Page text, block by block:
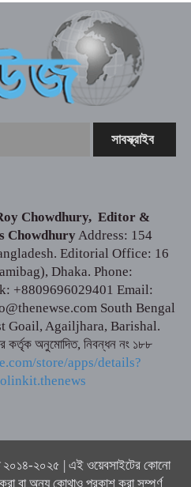
নির্যাতনে মাদারীপুরের যুবকের মৃত্যু
ছাত্র ও দরিদ্র মানুষের মাঝে সাইকেল,
ও ভ্যান বিতরণ
স‌ঙ্গে আইএবিডির
সাক্ষাৎ
সংকটের জবাব চেয়ে প্রধানমন্ত্রীর কাছে
দলের
Chowdhury, Editor &
ChowdhuryAddress: 154
Editorial Office: 16
Dhaka. Phone:
+8809696029401 Email:
South Bengal
Goail, Agailjhara, Barishal.
কর্তৃক অনুমোদিত, নিবন্ধন নং ১৮৮
২০১৪-২০২৫ | এই ওয়েবসাইটের কোনো
বা অন্য কোথাও প্রকাশ করা সম্পূর্ণ